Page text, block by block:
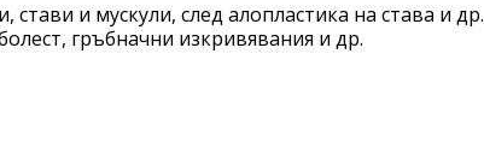
и мускули, след алопластика на става и др.
гръбначни изкривявания и др.